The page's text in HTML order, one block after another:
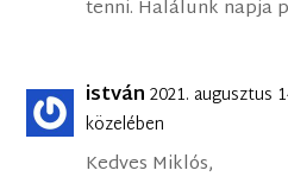
tenni. Halálunk napja
istván 2021. augusztus
közelében
Kedves Miklós,